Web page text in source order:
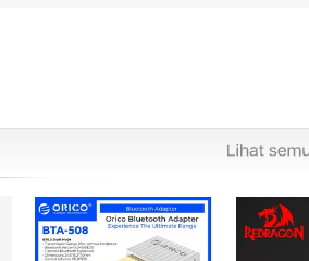
music mobility
vivid colours
pressure with 103dB/mw
housing
24,000 Hz